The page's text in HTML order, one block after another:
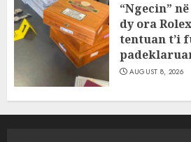
“Ngecin”
dy ora
tentuan t’i
AUGUST 8, 2026